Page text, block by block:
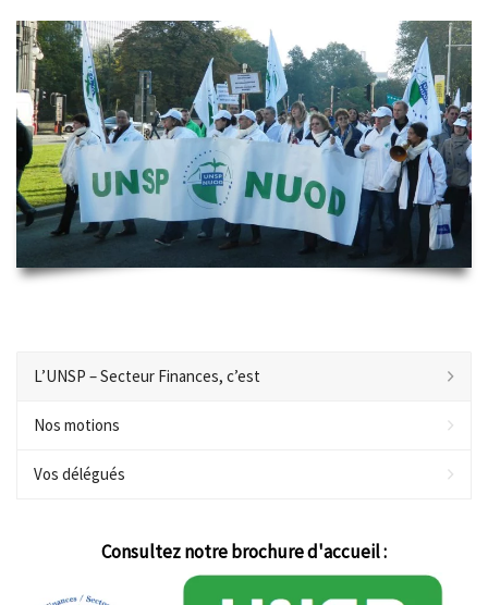
L’UNSP – Secteur Finances, c’est
Nos motions
Vos délégués
Consultez notre brochure d'accueil :